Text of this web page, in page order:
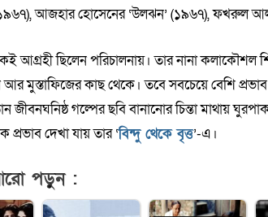
আজহার হোসেনের ‘উলঝন’ (১৯৬৭), ফখরুল
আগ্রহী ছিলেন পরিচালনায়। তার নানা
আর মুস্তাফিজের কাছ থেকে। তবে সবচেয়ে বেশি
জীবনঘনিষ্ঠ গল্পের ছবি বানানোর চিন্তা মাথায়
প্রভাব দেখা যায় তার ‘বিন্দু থেকে বৃত্ত’-এ।
পড়ুন :